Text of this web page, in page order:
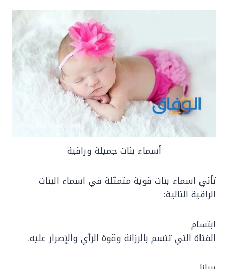
أسماء بنات جميلة وراقية
تأتي اسماء بنات قوية متمثلة في اسماء البنات
الراقية التالية:
ابتسام
الفتاة التي تتسم بالرزانة وقوة الرأي والإصرار عليه.